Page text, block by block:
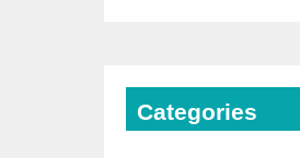
Categories